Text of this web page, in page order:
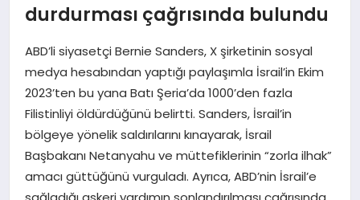
SAĞLIK
EĞITIM
durdurması çağrısında bulundu
ABD’li siyasetçi Bernie Sanders, X şirketinin sosyal
medya hesabından yaptığı paylaşımla İsrail’in Ekim
2023’ten bu yana Batı Şeria’da 1000’den fazla
Filistinliyi öldürdüğünü belirtti. Sanders, İsrail’in
bölgeye yönelik saldırılarını kınayarak, İsrail
Başbakanı Netanyahu ve müttefiklerinin “zorla ilhak”
amacı güttüğünü vurguladı. Ayrıca, ABD’nin İsrail’e